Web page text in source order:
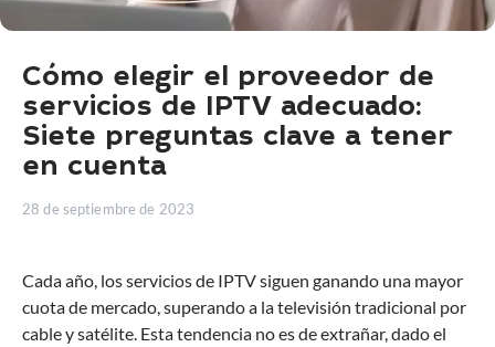
Cómo elegir el proveedor de
servicios de IPTV adecuado:
Siete preguntas clave a tener
en cuenta
28 de septiembre de 2023
Cada año, los servicios de IPTV siguen ganando una mayor
cuota de mercado, superando a la televisión tradicional por
cable y satélite. Esta tendencia no es de extrañar, dado el